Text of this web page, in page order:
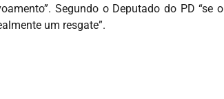
Segundo o Deputado do PD “se o
um resgate”.